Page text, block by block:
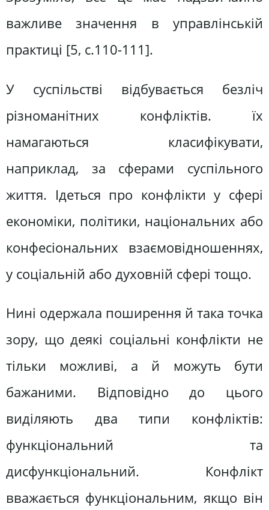
важливе значення в управлінській
практиці [5, с.110-111].
У суспільстві відбувається безліч
різноманітних конфліктів. їх
намагаються класифікувати,
наприклад, за сферами суспільного
життя. Ідеться про конфлікти у сфері
економіки, політики, національних або
конфесіональних взаємовідношеннях,
у соціальній або духовній сфері тощо.
Нині одержала поширення й така точка
зору, що деякі соціальні конфлікти не
тільки можливі, а й можуть бути
бажаними. Відповідно до цього
виділяють два типи конфліктів:
функціональний та
дисфункціональний. Конфлікт
вважається функціональним, якщо він